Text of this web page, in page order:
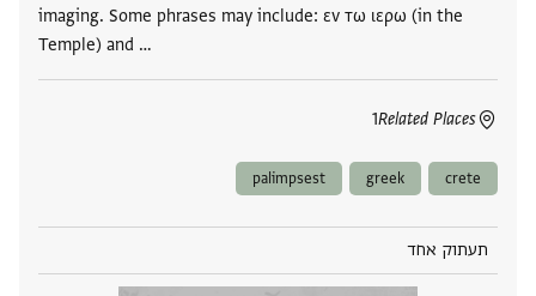
imaging. Some phrases may include: εν τω ιερω (in the
Temple) and …
Related Places
1
crete
greek
palimpsest
תעתוק אחד